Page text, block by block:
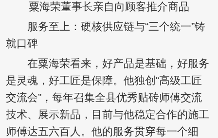
粟海荣董事长亲自向顾客推介商品
服务至上：硬核供应链与“三个统一”铸
就口碑
在粟海荣看来，好产品是基础，好服务
是灵魂，好工匠是保障。他独创“高级工匠
交流会”，每年召集全县优秀贴砖师傅交流
技术、展示新品，目前与他稳定合作的施工
师傅达五六百人。他的服务贯穿每一个细